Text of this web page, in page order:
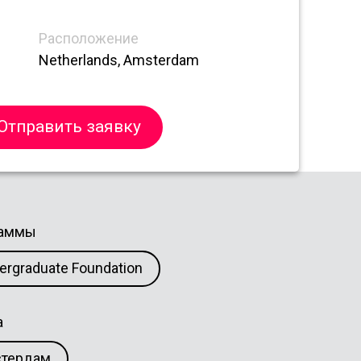
Расположение
Netherlands, Amsterdam
заявку
Foundation